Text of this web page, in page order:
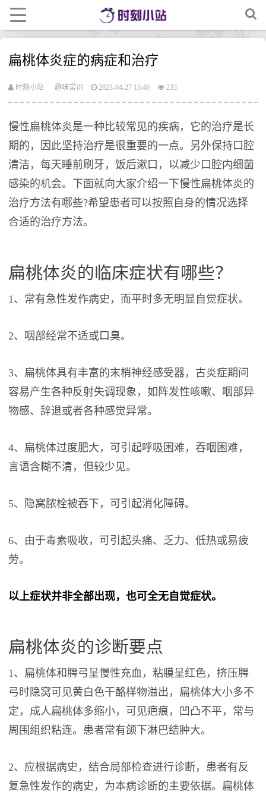
扁桃体炎症的病症和治疗
时刻小站 趣味常识 2023-04-27 15:40 233
慢性扁桃体炎是一种比较常见的疾病，它的治疗是长
期的，因此坚持治疗是很重要的一点。另外保持口腔
清洁，每天睡前刷牙，饭后漱口，以减少口腔内细菌
感染的机会。下面就向大家介绍一下慢性扁桃体炎的
治疗方法有哪些?希望患者可以按照自身的情况选择
合适的治疗方法。
扁桃体炎的临床症状有哪些？
1、常有急性发作病史，而平时多无明显自觉症状。
2、咽部经常不适或口臭。
3、扁桃体具有丰富的末梢神经感受器，古炎症期间
容易产生各种反射失调现象，如阵发性咳嗽、咽部异
物感、辞退或者各种感觉异常。
4、扁桃体过度肥大，可引起呼吸困难，吞咽困难，
言语含糊不清，但较少见。
5、隐窝脓栓被吞下，可引起消化障碍。
6、由于毒素吸收，可引起头痛、乏力、低热或易疲
劳。
以上症状并非全部出现，也可全无自觉症状。
扁桃体炎的诊断要点
1、扁桃体和腭弓呈慢性充血，粘膜呈红色，挤压腭
弓时隐窝可见黄白色干酪样物溢出，扁桃体大小多不
定，成人扁桃体多缩小，可见疤痕，凹凸不平，常与
周围组织粘连。患者常有颌下淋巴结肿大。
2、应根据病史，结合局部检查进行诊断，患者有反
复急性发作的病史，为本病诊断的主要依据。扁桃体